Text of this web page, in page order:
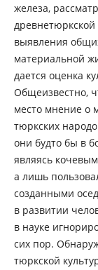
железа,
выявления
материальной
дается оценка
Общеизвестно,
место мнение о
тюркских
они будто бы в
являясь
а лишь
созданными
в развитии
в науке
сих пор.
тюркской